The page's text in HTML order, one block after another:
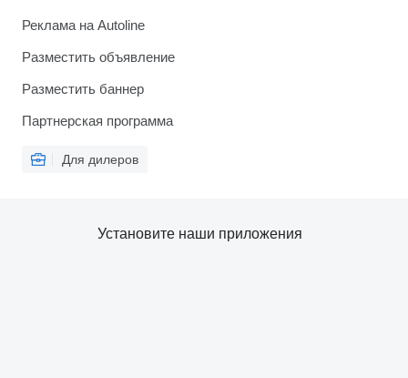
Реклама на Autoline
Разместить объявление
Разместить баннер
Партнерская программа
Для дилеров
Установите наши приложения